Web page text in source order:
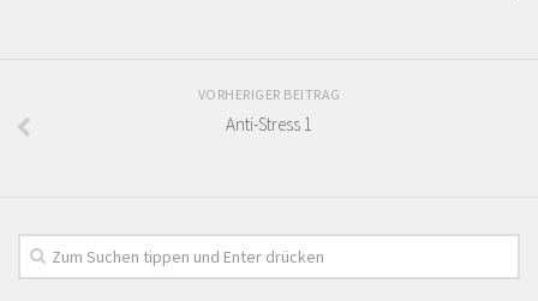
VORHERIGER BEITRAG
Anti-Stress 1